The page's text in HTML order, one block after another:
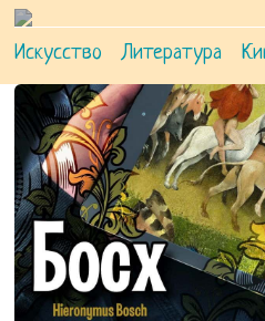
Искусство Литература